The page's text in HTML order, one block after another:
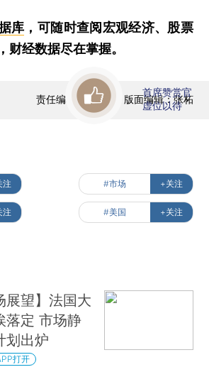
库 ，可随时查阅宏观经济、股票
财经数据尽在掌握。
责任编辑：王兆洋 | 版面编辑：张柘
首席赞赏官
虚位以待
注 #市场 +关注
注 #美国 +关注
展望】法国大
落定 市场静
划出炉
打开